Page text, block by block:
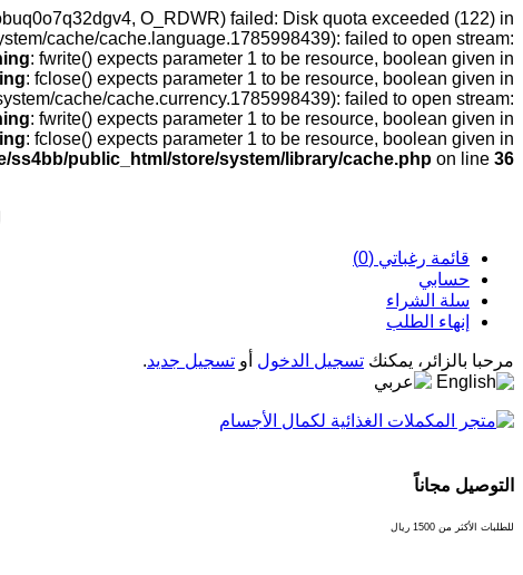
O_RDWR) failed: Disk quota exceeded (122) in
cache/cache.language.1785998439): failed to open stream:
: fwrite() expects parameter 1 to be resource, boolean given in
: fclose() expects parameter 1 to be resource, boolean given in
cache/cache.currency.1785998439): failed to open stream:
: fwrite() expects parameter 1 to be resource, boolean given in
: fclose() expects parameter 1 to be resource, boolean given in
ss4bb/public_html/store/system/library/cache.php on line 36
قائمة رغباتي (0)
حسابي
سلة الشراء
إنهاء الطلب
مرحبا بالزائر، يمكنك تسجيل الدخول أو تسجيل جديد.
التوصيل مجاناً
للطلبات الأكثر من 1500 ريال